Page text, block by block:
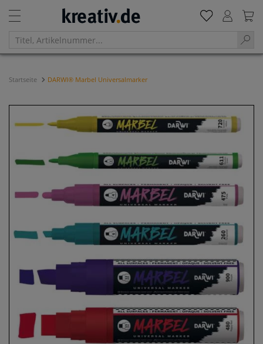
Startseite DARWI® Marbel Universalmarker